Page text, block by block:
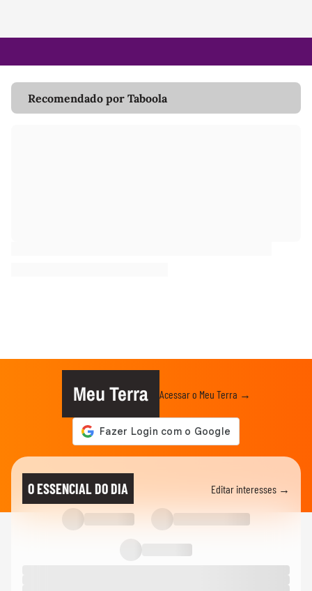
Recomendado por Taboola
Meu Terra Acessar o Meu Terra →
O ESSENCIAL DO DIA Editar interesses →